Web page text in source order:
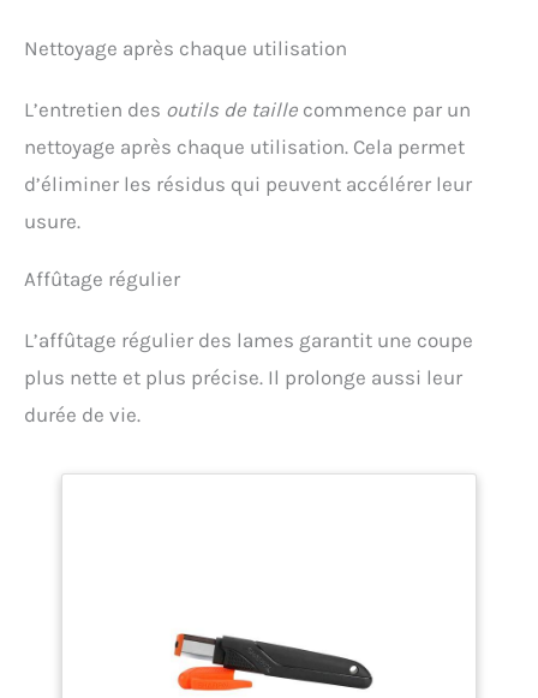
Nettoyage après chaque utilisation
L’entretien des outils de taille commence par un
nettoyage après chaque utilisation. Cela permet
d’éliminer les résidus qui peuvent accélérer leur
usure.
Affûtage régulier
L’affûtage régulier des lames garantit une coupe
plus nette et plus précise. Il prolonge aussi leur
durée de vie.